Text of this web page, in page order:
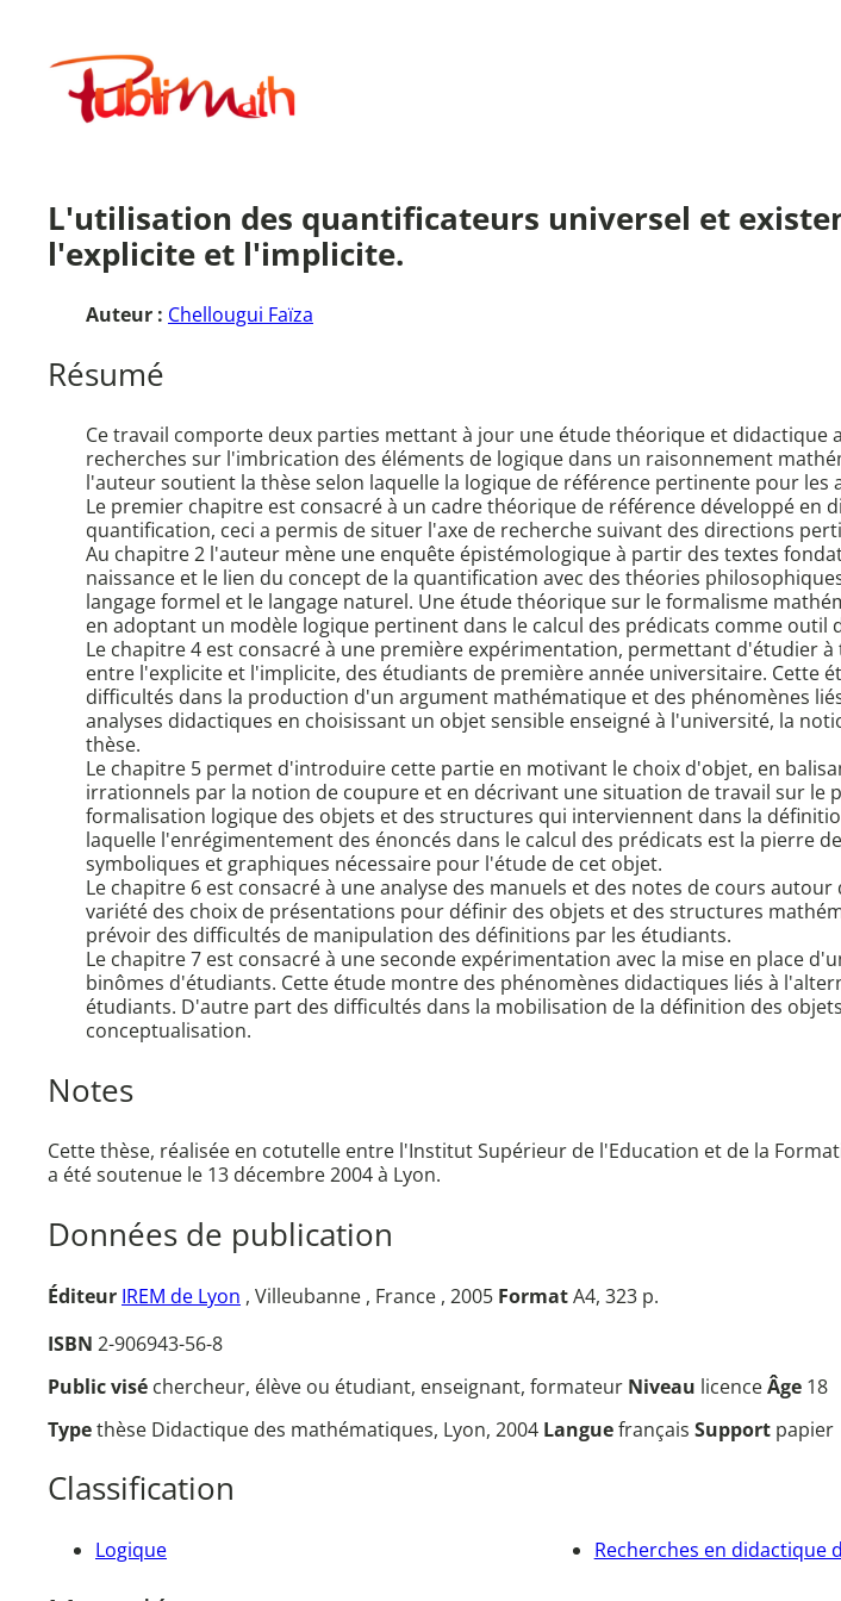
contenuPublimath
L'utilisation des quantificateurs universel et
l'explicite et l'implicite.
Auteur : Chellougui Faïza
Résumé
Ce travail comporte deux parties mettant à jour une étude théorique et
recherches sur l'imbrication des éléments de logique dans un raisonnement
l'auteur soutient la thèse selon laquelle la logique de référence pertinente pour les
Le premier chapitre est consacré à un cadre théorique de référence développé en
quantification, ceci a permis de situer l'axe de recherche suivant des directions
Au chapitre 2 l'auteur mène une enquête épistémologique à partir des textes
naissance et le lien du concept de la quantification avec des théories
langage formel et le langage naturel. Une étude théorique sur le formalisme
en adoptant un modèle logique pertinent dans le calcul des prédicats comme
Le chapitre 4 est consacré à une première expérimentation, permettant d'étudier
entre l'explicite et l'implicite, des étudiants de première année universitaire. Cette
difficultés dans la production d'un argument mathématique et des phénomènes
analyses didactiques en choisissant un objet sensible enseigné à l'université, la
thèse.
Le chapitre 5 permet d'introduire cette partie en motivant le choix d'objet, en
irrationnels par la notion de coupure et en décrivant une situation de travail sur le
formalisation logique des objets et des structures qui interviennent dans la
laquelle l'enrégimentement des énoncés dans le calcul des prédicats est la pierre
symboliques et graphiques nécessaire pour l'étude de cet objet.
Le chapitre 6 est consacré à une analyse des manuels et des notes de cours
variété des choix de présentations pour définir des objets et des structures
prévoir des difficultés de manipulation des définitions par les étudiants.
Le chapitre 7 est consacré à une seconde expérimentation avec la mise en place
binômes d'étudiants. Cette étude montre des phénomènes didactiques liés à
étudiants. D'autre part des difficultés dans la mobilisation de la définition des
conceptualisation.
Notes
Cette thèse, réalisée en cotutelle entre l'Institut Supérieur de l'Education et de la
a été soutenue le 13 décembre 2004 à Lyon.
Données de publication
Éditeur IREM de Lyon , Villeubanne , France , 2005 FormatA4, 323 p.
ISBN 2-906943-56-8
Public visé chercheur, élève ou étudiant, enseignant, formateur Niveau licenceÂge 18
Typethèse Didactique des mathématiques, Lyon, 2004 Languefrançais Support papier
Classification
Logique Recherches en didactique